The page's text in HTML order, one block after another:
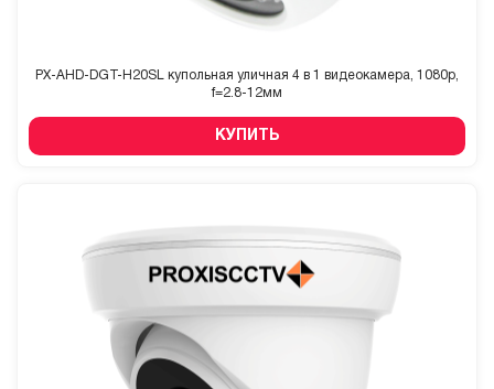
PX-AHD-DGT-H20SL купольная уличная 4 в 1 видеокамера, 1080p,
f=2.8-12мм
КУПИТЬ